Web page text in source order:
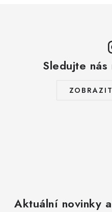
Sledujte nás
Aktuální novinky